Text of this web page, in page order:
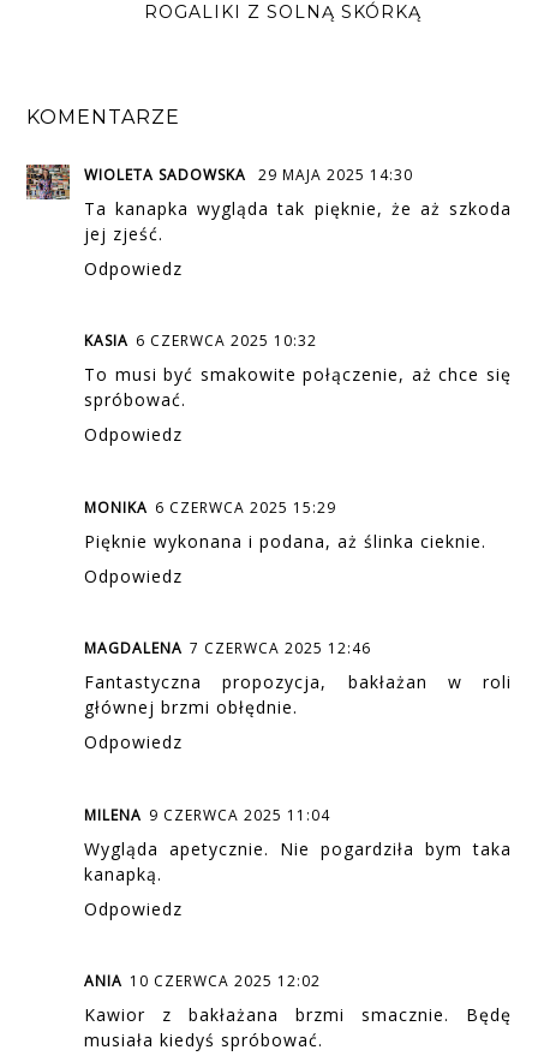
ROGALIKI Z SOLNĄ SKÓRKĄ
KOMENTARZE
WIOLETA SADOWSKA 29 MAJA 2025 14:30
Ta kanapka wygląda tak pięknie, że aż szkoda
jej zjeść.
Odpowiedz
KASIA 6 CZERWCA 2025 10:32
To musi być smakowite połączenie, aż chce się
spróbować.
Odpowiedz
MONIKA 6 CZERWCA 2025 15:29
Pięknie wykonana i podana, aż ślinka cieknie.
Odpowiedz
MAGDALENA 7 CZERWCA 2025 12:46
Fantastyczna propozycja, bakłażan w roli
głównej brzmi obłędnie.
Odpowiedz
MILENA 9 CZERWCA 2025 11:04
Wygląda apetycznie. Nie pogardziła bym taka
kanapką.
Odpowiedz
ANIA 10 CZERWCA 2025 12:02
Kawior z bakłażana brzmi smacznie. Będę
musiała kiedyś spróbować.